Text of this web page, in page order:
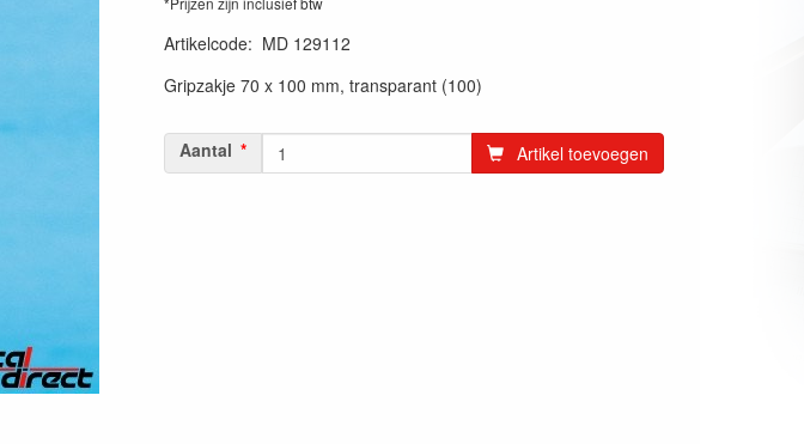
Artikelcode: MD 129112
Gripzakje 70 x 100 mm, transparant (100)
Aantal Artikel toevoegen